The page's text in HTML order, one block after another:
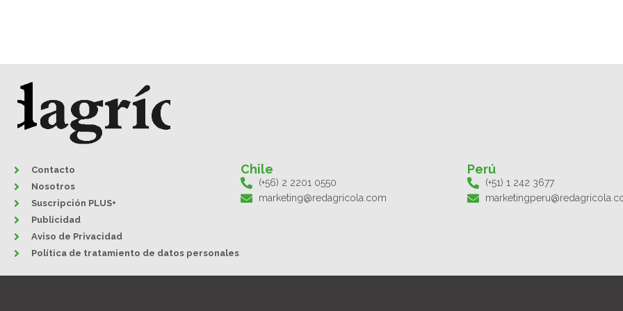
Contacto
Nosotros
Suscripción PLUS+
Publicidad
Aviso de Privacidad
Política de tratamiento de datos personales
Chile
(+56) 2 2201 0550
marketing@redagricola.com
Perú
(+51) 1 242 3677